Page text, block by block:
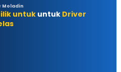
Moladin
untukuntuk Driver